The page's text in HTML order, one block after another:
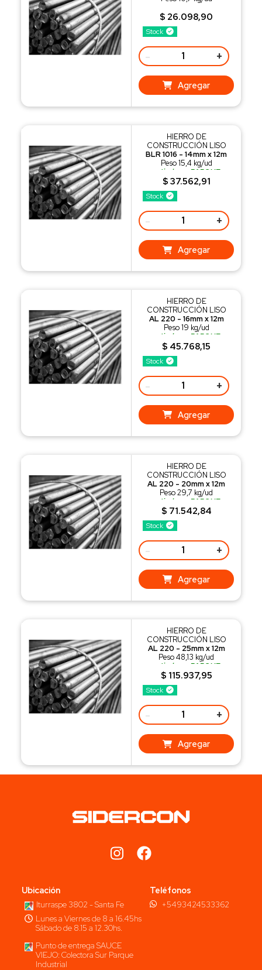
Stock
$ 26.098,90
- +
Agregar
Stock
HIERRO DE
CONSTRUCCIÓN LISO
BLR 1016 - 14mm x 12m
Peso 15,4 kg/ud
retiralo en PARQUE
INDUSTRIAL SAUCE VIEJO
o recibilo con nuestro
REPARTO
$ 37.562,91
- +
Agregar
Stock
HIERRO DE
CONSTRUCCIÓN LISO
AL 220 - 16mm x 12m
Peso 19 kg/ud
retiralo en PARQUE
INDUSTRIAL SAUCE VIEJO
o recibilo con nuestro
REPARTO
$ 45.768,15
- +
Agregar
Stock
HIERRO DE
CONSTRUCCIÓN LISO
AL 220 - 20mm x 12m
Peso 29,7 kg/ud
retiralo en PARQUE
INDUSTRIAL SAUCE VIEJO
o recibilo con nuestro
REPARTO
$ 71.542,84
- +
Agregar
Stock
HIERRO DE
CONSTRUCCIÓN LISO
AL 220 - 25mm x 12m
Peso 48,13 kg/ud
retiralo en PARQUE
INDUSTRIAL SAUCE VIEJO
o recibilo con nuestro
REPARTO
$ 115.937,95
- +
Agregar
Ubicación
Iturraspe 3802 - Santa Fe
Lunes a Viernes de 8 a 16.45hs
Sábado de 8.15 a 12.30hs.
Punto de entrega SAUCE
VIEJO: Colectora Sur Parque
Industrial
Teléfonos
+5493424533362